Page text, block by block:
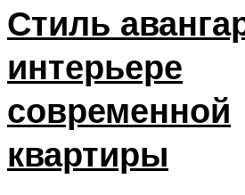
Стиль
интерьере
современной
квартиры